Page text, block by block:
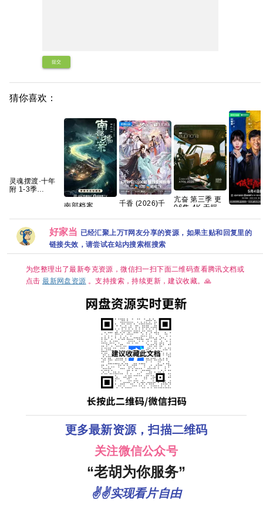
提交
猜你喜欢：
灵魂摆渡·十年
附 1-3季
南部档案‎
码率 60帧
DDP5.1&AAC2.0
简中字幕【1～
5GB/集】张新
千香 (2026)千
4K HQ HDR
60FPS 简中字
幕 单集1～
5GB】夸克百度
网盘资源
亢奋 第三季 更
06集 4K 无损
2026 擒
罪悬疑 王
曦薇 王传君
好家当 已经汇聚上万T网友分享的资源，如果主贴和回复里的
链接失效，请尝试在站内搜索框搜索
为您整理出了最新夸克资源，微信扫一扫下面二维码查看腾讯文档或
点击最新网盘资源 。支持搜索，持续更新，建议收藏。🙏
更多最新资源，扫描二维码
关注微信公众号
“老胡为你服务”
✌✌实现看片自由